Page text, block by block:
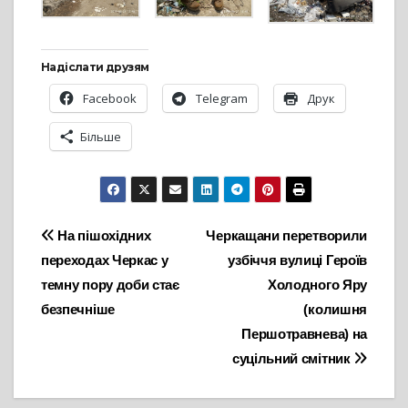
Надіслати друзям
Facebook Telegram Друк
Більше
Навігація
записів
Черкащани перетворили
узбіччя вулиці Героїв
Холодного Яру
(колишня
Першотравнева) на
суцільний смітник
На пішохідних
переходах Черкас у
темну пору доби стає
безпечніше